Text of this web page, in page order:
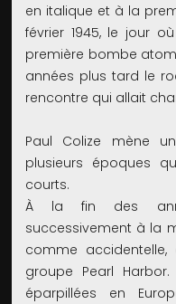
en italique et à la
février 1945, le jour
première bombe
années plus tard le
rencontre qui allait
Paul Colize mène
plusieurs époques
courts.
À la fin des
successivement à la
comme
groupe Pearl
éparpillées en